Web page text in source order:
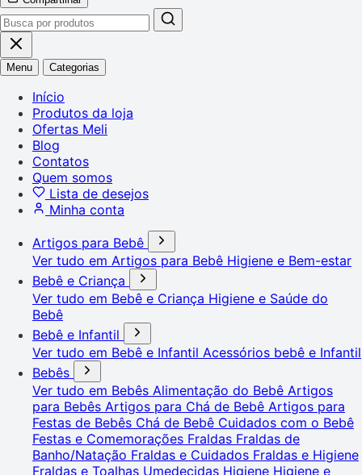
Menu Categorias
Início
Produtos da loja
Ofertas Meli
Blog
Contatos
Quem somos
Lista de desejos
Minha conta
Artigos para Bebê
Ver tudo em Artigos para Bebê Higiene e Bem-estar
Bebê e Criança
Ver tudo em Bebê e Criança Higiene e Saúde do
Bebê
Bebê e Infantil
Ver tudo em Bebê e Infantil Acessórios bebê e Infantil
Bebês
Ver tudo em Bebês Alimentação do Bebê Artigos
para Bebês Artigos para Chá de Bebê Artigos para
Festas de Bebês Chá de Bebê Cuidados com o Bebê
Festas e Comemorações Fraldas Fraldas de
Banho/Natação Fraldas e Cuidados Fraldas e Higiene
Fraldas e Toalhas Umedecidas Higiene Higiene e